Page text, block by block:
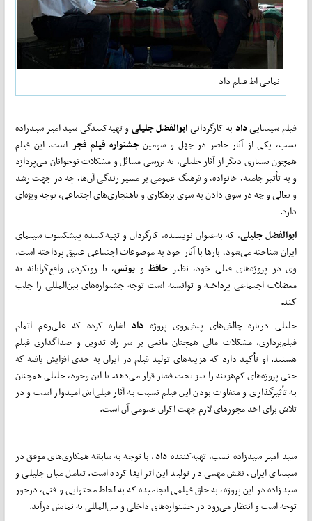
نمایی اط فیلم داد
فیلم سینماییدادبه کارگردانیابوالفضل جلیلیو تهیه‌کنندگی سید امیر سیدزاده
نسب، یکی از آثار حاضر در چهل و سومین جشنواره فیلم فجراست. این فیلم
همچون بسیاری دیگر از آثار جلیلی، به بررسی مسائل و مشکلات نوجوانان می‌پردازد
و به تأثیر جامعه، خانواده، و فرهنگ عمومی بر مسیر زندگی آن‌ها، چه در جهت رشد
و تعالی و چه در سوق دادن به سوی بزهکاری و ناهنجاری‌های اجتماعی، توجه ویژه‌ای
دارد.
ابوالفضل جلیلی، که به‌عنوان نویسنده، کارگردان و تهیه‌کننده پیشکسوت سینمای
ایران شناخته می‌شود، بارها با آثار خود به موضوعات اجتماعی عمیق پرداخته است.
وی در پروژه‌های قبلی خود، نظیر حافظو یونس، با رویکردی واقع‌گرایانه به
معضلات اجتماعی پرداخته و توانسته است توجه جشنواره‌های بین‌المللی را جلب
کند.
جلیلی درباره چالش‌های پیش‌روی پروژه داداشاره کرده که علی‌رغم اتمام
فیلم‌برداری، مشکلات مالی همچنان مانعی بر سر راه تدوین و صداگذاری فیلم
هستند. او تأکید دارد که هزینه‌های تولید فیلم در ایران به حدی افزایش یافته که
حتی پروژه‌های کم‌هزینه را نیز تحت فشار قرار می‌دهد. با این وجود، جلیلی همچنان
به تأثیرگذاری و متفاوت بودن این فیلم نسبت به آثار قبلی‌اش امیدوار است و در
تلاش برای اخذ مجوزهای لازم جهت اکران عمومی آن است.
سید امیر سیدزاده نسب، تهیه‌کنندهداد، با توجه به سابقه همکاری‌های موفق در
سینمای ایران، نقش مهمی در تولید این اثر ایفا کرده است. تعامل میان جلیلی و
سیدزاده در این پروژه، به خلق فیلمی انجامیده که به لحاظ محتوایی و فنی، درخور
توجه است و انتظار می‌رود در جشنواره‌های داخلی و بین‌المللی به نمایش درآید.